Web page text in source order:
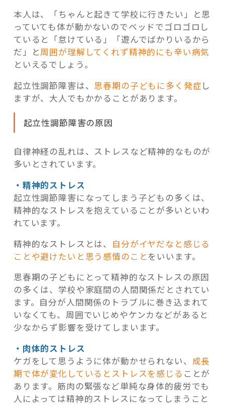
本人は、「ちゃんと起きて学校に行きたい」と思
っていても体が動かないのでベッドでゴロゴロし
ていると「怠けている」「遊んでばかりいるから
だ」と周囲が理解してくれず精神的にも辛い病気
といえるでしょう。
起立性調節障害は、 思春期の子どもに多く発症 し
ますが、大人でもかかることがあります。
起立性調節障害の原因
自律神経の乱れは、ストレスなど精神的なものが
多いとされています。
・精神的ストレス
起立性調節障害になってしまう子どもの多くは、
精神的なストレスを抱えていることが多いといわ
れています。
精神的なストレスとは、 自分がイヤだなと感じる
ことや避けたいと思う感情のことをいいます。
思春期の子どもにとって精神的なストレスの原因
の多くは、学校や家庭間の人間関係だとされてい
ます。自分が人間関係のトラブルに巻き込まれて
いなくても、周囲でいじめやケンカなどがあると
少なからず影響を受けてしまいます。
・肉体的ストレス
ケガをして思うように体が動かせられない、 成長
期で体が変化しているとストレスを感じる ことが
あります。筋肉の緊張など単純な身体的疲労でも
人によっては精神的ストレスになってしまうこと